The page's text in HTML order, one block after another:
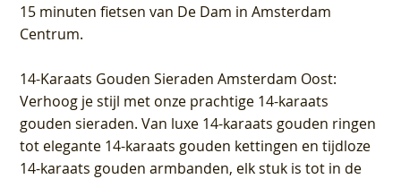
15 minuten fietsen van De Dam in Amsterdam
Centrum.
14-Karaats Gouden Sieraden Amsterdam Oost:
Verhoog je stijl met onze prachtige 14-karaats
gouden sieraden. Van luxe 14-karaats gouden ringen
tot elegante 14-karaats gouden kettingen en tijdloze
14-karaats gouden armbanden, elk stuk is tot in de